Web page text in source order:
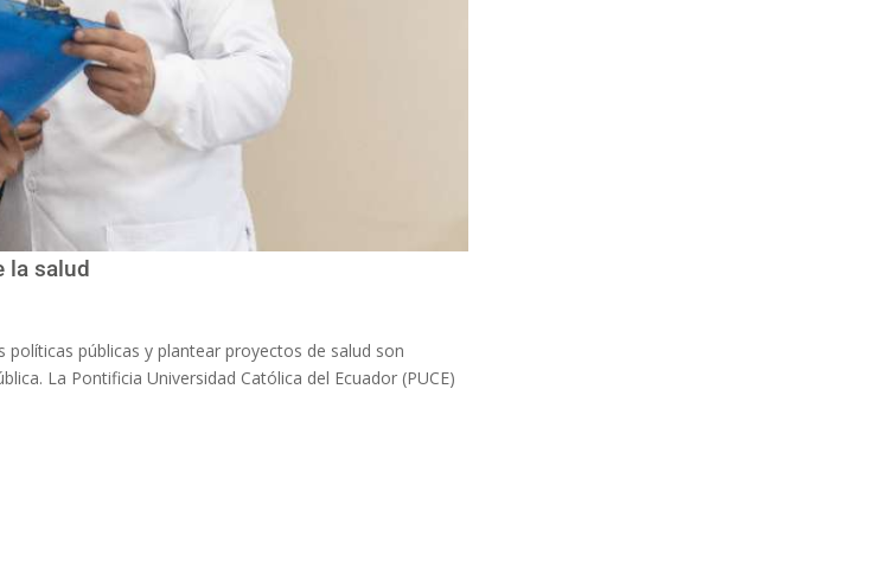
la salud
políticas públicas y plantear proyectos de salud son
La Pontificia Universidad Católica del Ecuador (PUCE)